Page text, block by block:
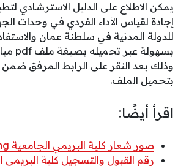
يمكن الاطلاع على الدليل الاسترشادي
إجادة لقياس الأداء الفردي في وحدات
للدولة المدنية في سلطنة عمان
بسهولة عبر تحميله بصيغة ملف pdf مباشرةً “
وذلك بعد النقر على الرابط المرفق ضمن
بتحميل الملف.
اقرأ أيضًا:
صور شعار كلية البريمي الجامعية png
رقم القبول والتسجيل كلية البريمي